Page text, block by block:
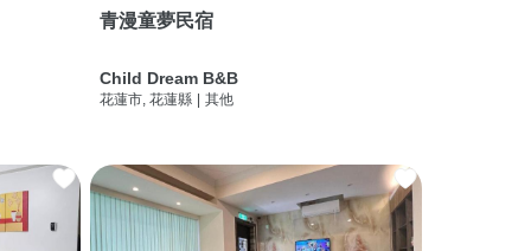
青漫童夢民宿
Child Dream B&B
花蓮市, 花蓮縣 | 其他